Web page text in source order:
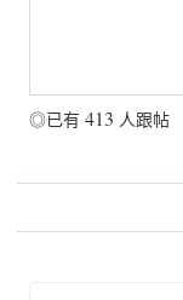
◎已有 413 人跟帖